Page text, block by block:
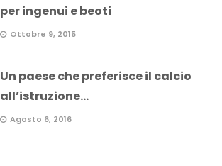
per ingenui e beoti
Ottobre 9, 2015
Un paese che preferisce il calcio
all’istruzione...
Agosto 6, 2016